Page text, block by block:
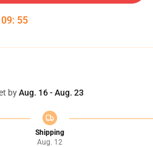
09: 54
byAug. 16 - Aug. 23
Shipping
Aug. 12